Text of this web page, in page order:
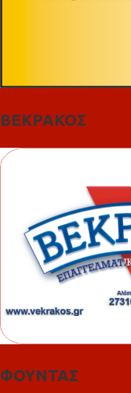
ΒΕΚΡΑΚΟΣ
ΦΟΥΝΤΑΣ